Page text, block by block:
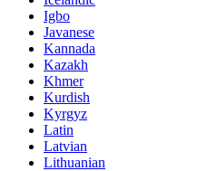
Igbo
Javanese
Kannada
Kazakh
Khmer
Kurdish
Kyrgyz
Latin
Latvian
Lithuanian